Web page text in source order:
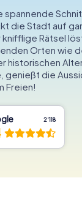
die Stadt auf
knifflige Rätsel
Orten wie
historischen
genießt die
Freien!
2‘118